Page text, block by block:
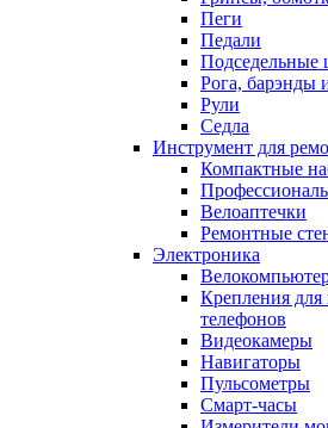
Пеги
Педали
Подседельные
Рога, барэнды
Рули
Седла
Инструмент для
Компактные
Велоаптечки
Ремонтные
Электроника
Крепления для
телефонов
Видеокамеры
Навигаторы
Пульсометры
Смарт-часы